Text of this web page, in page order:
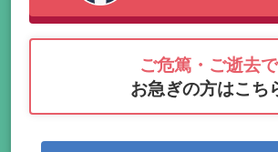
ご危篤・ご逝去で
お急ぎの方はこち